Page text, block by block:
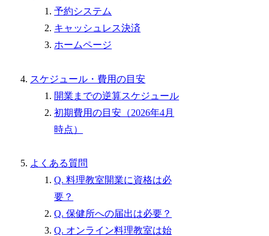
予約システム
キャッシュレス決済
ホームページ
スケジュール・費用の目安
開業までの逆算スケジュール
初期費用の目安（2026年4月
時点）
よくある質問
Q. 料理教室開業に資格は必
要？
Q. 保健所への届出は必要？
Q. オンライン料理教室は始